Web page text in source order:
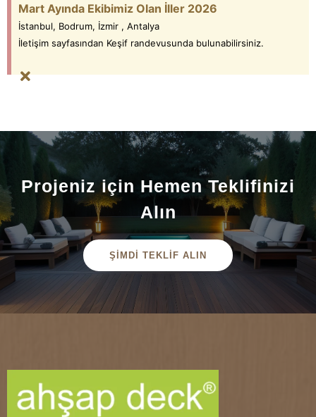
Mart Ayında Ekibimiz Olan İller 2026
İstanbul, Bodrum, İzmir , Antalya
İletişim sayfasından Keşif randevusunda bulunabilirsiniz.
Projeniz için Hemen Teklifinizi
Alın
ŞİMDİ TEKLİF ALIN